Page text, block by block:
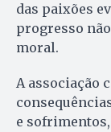
das paixões
progresso
moral.
A associação
e